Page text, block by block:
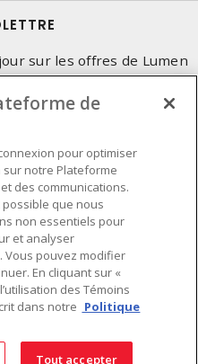
sur les offres de Lumen
de cookies
compagnie de Sonepar 2026. Tous
de
pour optimiser
notre Plateforme
des communications.
que nous
non essentiels pour
et analyser
Vous pouvez modifier
En cliquant sur «
des Témoins
dans notre Politique
Tout accepter